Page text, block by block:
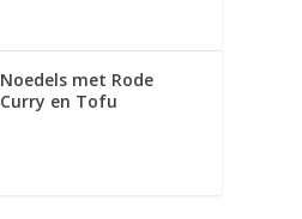
Noedels met Rode
Curry en Tofu